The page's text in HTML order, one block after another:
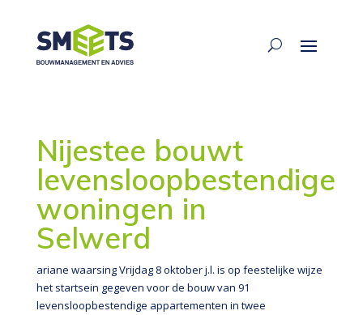
Nijestee bouwt
levensloopbestendige
woningen in
Selwerd
ariane waarsing Vrijdag 8 oktober j.l. is op feestelijke wijze
het startsein gegeven voor de bouw van 91
levensloopbestendige appartementen in twee